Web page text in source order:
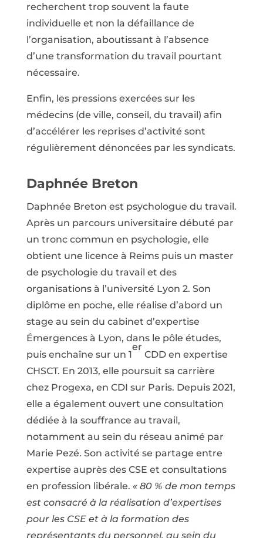
recherchent trop souvent la faute
individuelle et non la défaillance de
l’organisation, aboutissant à l’absence
d’une transformation du travail pourtant
nécessaire.
Enfin, les pressions exercées sur les
médecins (de ville, conseil, du travail) afin
d’accélérer les reprises d’activité sont
régulièrement dénoncées par les syndicats.
Daphnée Breton
Daphnée Breton est psychologue du travail.
Après un parcours universitaire débuté par
un tronc commun en psychologie, elle
obtient une licence à Reims puis un master
de psychologie du travail et des
organisations à l’université Lyon 2. Son
diplôme en poche, elle réalise d’abord un
stage au sein du cabinet d’expertise
Émergences à Lyon, dans le pôle études,
puis enchaîne sur un 1
er
CDD en expertise
CHSCT. En 2013, elle poursuit sa carrière
chez Progexa, en CDI sur Paris. Depuis 2021,
elle a également ouvert une consultation
dédiée à la souffrance au travail,
notamment au sein du réseau animé par
Marie Pezé. Son activité se partage entre
expertise auprès des CSE et consultations
en profession libérale. « 80 % de mon temps
est consacré à la réalisation d’expertises
pour les CSE et à la formation des
représentants du personnel, au sein du